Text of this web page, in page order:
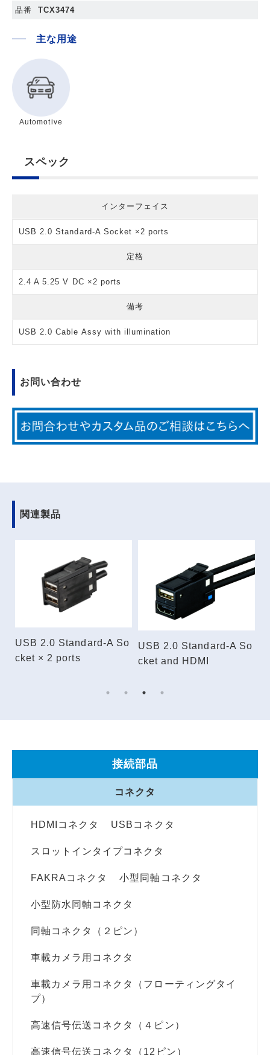
品番 TCX3474
主な用途
Automotive
スペック
インターフェイス
USB 2.0 Standard-A Socket ×2 ports
定格
2.4 A 5.25 V DC ×2 ports
備考
USB 2.0 Cable Assy with illumination
お問い合わせ
関連製品
USB 2.0 Standard-A So
cket × 2 ports
USB 2.0 Standard-A So
cket and HDMI
接続部品
コネクタ
HDMIコネクタ USBコネクタ
スロットインタイプコネクタ
FAKRAコネクタ 小型同軸コネクタ
小型防水同軸コネクタ
同軸コネクタ（２ピン）
車載カメラ用コネクタ
車載カメラ用コネクタ（フローティングタイ
プ）
高速信号伝送コネクタ（４ピン）
高速信号伝送コネクタ（12ピン）